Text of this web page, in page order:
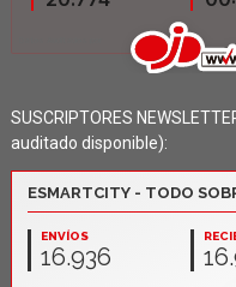
SUSCRIPTORES
auditado disponible):